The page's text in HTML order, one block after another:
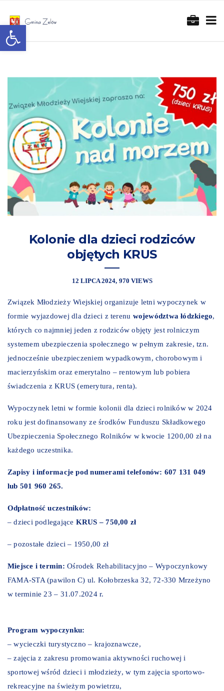
Otwórz pasek narzędzi
Kolonie dla dzieci rodziców
objętych KRUS
12 LIPCA 2024 970 VIEWS
Związek Młodzieży Wiejskiej organizuje letni wypoczynek w
formie wyjazdowej dla dzieci z terenu województwa łódzkiego,
których co najmniej jeden z rodziców objęty jest rolniczym
systemem ubezpieczenia społecznego w pełnym zakresie, tzn.
jednocześnie ubezpieczeniem wypadkowym, chorobowym i
macierzyńskim oraz emerytalno – rentowym lub pobiera
świadczenia z KRUS (emerytura, renta).
Wypoczynek letni w formie kolonii dla dzieci rolników w 2024
roku jest dofinansowany ze środków Funduszu Składkowego
Ubezpieczenia Społecznego Rolników w kwocie 1200,00 zł na
każdego uczestnika.
Zapisy i informacje pod numerami telefonów: 607 131 049
lub 501 960 265.
Odpłatność uczestników:
– dzieci podlegające KRUS – 750,00 zł
– pozostałe dzieci – 1950,00 zł
Miejsce i termin:Ośrodek Rehabilitacyjno – Wypoczynkowy
FAMA-STA (pawilon C) ul. Kołobrzeska 32, 72-330 Mrzeżyno
w terminie 23 – 31.07.2024 r.
Program wypoczynku:
– wycieczki turystyczno – krajoznawcze,
– zajęcia z zakresu promowania aktywności ruchowej i
sportowej wśród dzieci i młodzieży, w tym zajęcia sportowo-
rekreacyjne na świeżym powietrzu,